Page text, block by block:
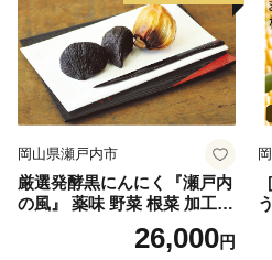
料使用 高糖度 西森農園
岡山県瀬戸内市
厳選発酵黒にんにく『瀬戸内
の風』 薬味 野菜 根菜 加工食
26,000円